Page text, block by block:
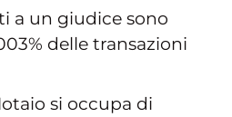
a un giudice sono
delle transazioni
si occupa di